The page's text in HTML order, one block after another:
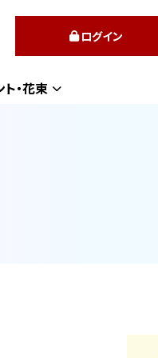
ログイン
・花束